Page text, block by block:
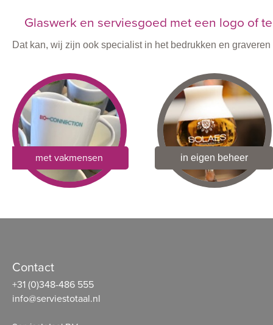
Glaswerk en serviesgoed met een logo of
Dat kan, wij zijn ook specialist in het bedrukken en
met vakmensen in eigen beheer
Contact
+31 (0)348-486 555
info@serviestotaal.nl